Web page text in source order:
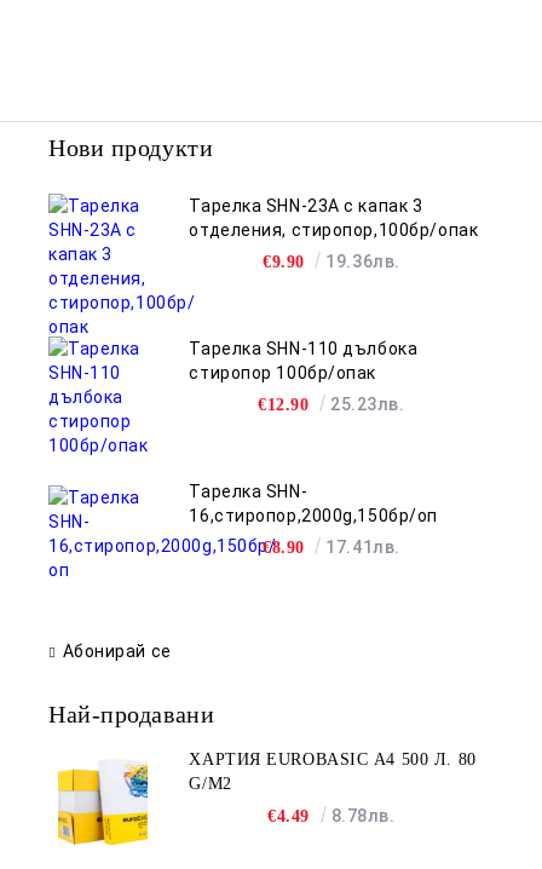
Нови продукти
Тарелка SHN-23A с капак 3
отделения, стиропор,100бр/опак
€9.90 19.36лв.
Тарелка SHN-110 дълбока
стиропор 100бр/опак
€12.90 25.23лв.
Тарелка SHN-
16,стиропор,2000g,150бр/оп
€8.90 17.41лв.
Абонирай се
Най-продавани
ХАРТИЯ EUROBASIC А4 500 Л. 80
G/M2
€4.49
8.78лв.